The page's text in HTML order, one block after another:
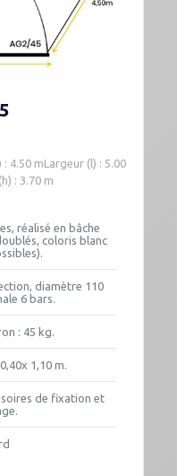
4.50 mLargeur (l) : 5.00
: 3.70 m
réalisé en bâche
coloris blanc
diamètre 110
6 bars.
: 45 kg.
1,10 m.
de fixation et